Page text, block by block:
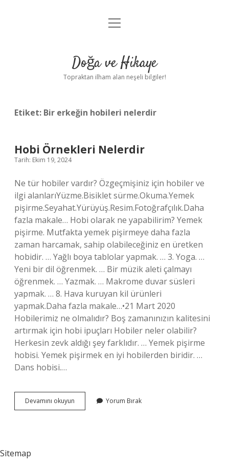
Anasayfa
Yasal Uyarı
menüyü
Doğa ve Hikaye
Topraktan ilham alan neşeli bilgiler!
Etiket: Bir erkeğin hobileri nelerdir
Hobi Örnekleri Nelerdir
Tarih: Ekim 19, 2024
Ne tür hobiler vardır? Özgeçmişiniz için hobiler ve
ilgi alanlarıYüzme.Bisiklet sürme.Okuma.Yemek
pişirme.Seyahat.Yürüyüş.Resim.Fotoğrafçılık.Daha
fazla makale… Hobi olarak ne yapabilirim? Yemek
pişirme. Mutfakta yemek pişirmeye daha fazla
zaman harcamak, sahip olabileceğiniz en üretken
hobidir. … Yağlı boya tablolar yapmak. … 3. Yoga. …
Yeni bir dil öğrenmek. … Bir müzik aleti çalmayı
öğrenmek. … Yazmak. … Makrome duvar süsleri
yapmak. … 8. Hava kuruyan kil ürünleri
yapmak.Daha fazla makale…•21 Mart 2020
Hobilerimiz ne olmalıdır? Boş zamanınızın kalitesini
artırmak için hobi ipuçları Hobiler neler olabilir?
Herkesin zevk aldığı şey farklıdır. … Yemek pişirme
hobisi. Yemek pişirmek en iyi hobilerden biridir. …
Dans hobisi.…
Devamını okuyun
Örnekleri
Yorum Bırak
Sitemap